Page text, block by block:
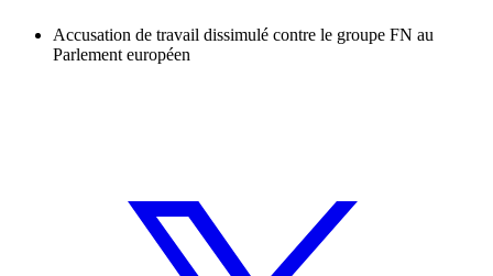
Accusation de travail dissimulé contre le groupe FN au
Parlement européen